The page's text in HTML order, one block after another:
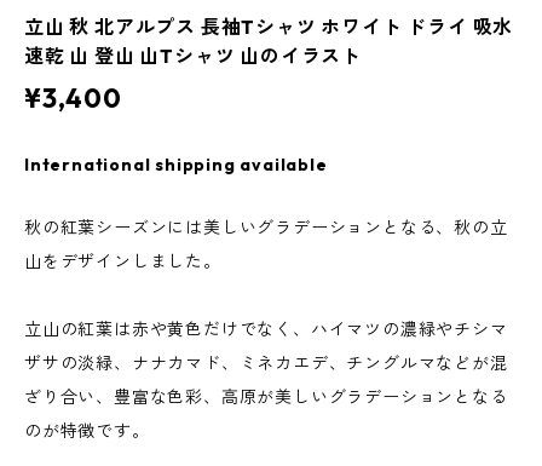
立山 秋 北アルプス 長袖Tシャツ ホワイト ドライ 吸水
速乾 山 登山 山Tシャツ 山のイラスト
¥3,400
International shipping available
秋の紅葉シーズンには美しいグラデーションとなる、秋の立
山をデザインしました。
立山の紅葉は赤や黄色だけでなく、ハイマツの濃緑やチシマ
ザサの淡緑、ナナカマド、ミネカエデ、チングルマなどが混
ざり合い、豊富な色彩、高原が美しいグラデーションとなる
のが特徴です。